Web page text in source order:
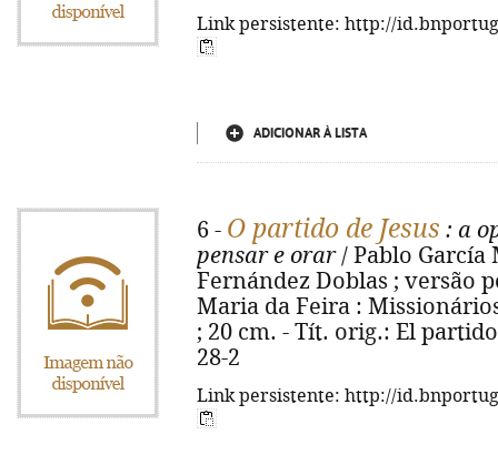
Link persistente: http://
ADICIONAR À LISTA
6 - O partido de Jesus : a
pensar e orar/ Pablo García
Fernández Doblas ; versão
Maria da Feira :
; 20 cm. - Tít. orig.: El partido
28-2
Link persistente: http://